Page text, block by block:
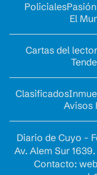
Policiales
El
Cartas del lector
Clasificados
Avisos
Diario de Cuyo -
Av. Alem Sur
Contacto: